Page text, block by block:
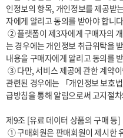
인정보의 항목, 개인정보를 제공받
자에게 알리고 동의를 받아야 합니
는 경우에는 개인정보 취급위탁을
내용을 구매자에게 알리고 동의를
관련된 경우에는 「개인정보 보호
급방침을 통해 알림으로써 고지절
제9조 [유료 데이터 상품의 구매 등]